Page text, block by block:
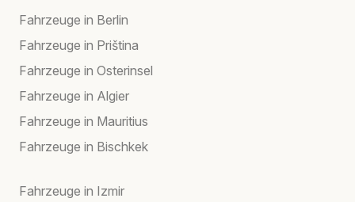
Fahrzeuge in Berlin
Fahrzeuge in Priština
Fahrzeuge in Osterinsel
Fahrzeuge in Algier
Fahrzeuge in Mauritius
Fahrzeuge in Bischkek
Fahrzeuge in Izmir